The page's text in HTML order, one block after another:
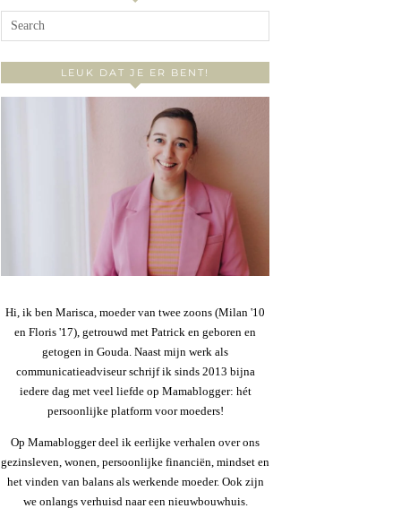
LEUK DAT JE ER BENT!
Hi, ik ben Marisca, moeder van twee zoons (Milan '10
en Floris '17), getrouwd met Patrick en geboren en
getogen in Gouda. Naast mijn werk als
communicatieadviseur schrijf ik sinds 2013 bijna
iedere dag met veel liefde op Mamablogger: hét
persoonlijke platform voor moeders!
Op Mamablogger deel ik eerlijke verhalen over ons
gezinsleven, wonen, persoonlijke financiën, mindset en
het vinden van balans als werkende moeder. Ook zijn
we onlangs verhuisd naar een nieuwbouwhuis.